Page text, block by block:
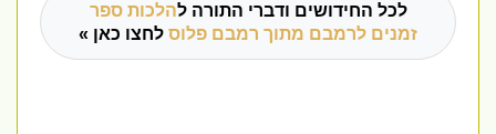
לכל החידושים ודברי התורה להלכות ספר
זמנים לרמבם מתוך רמבם פלוסלחצו כאן »